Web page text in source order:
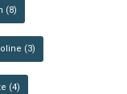
(8)
(3)
(4)